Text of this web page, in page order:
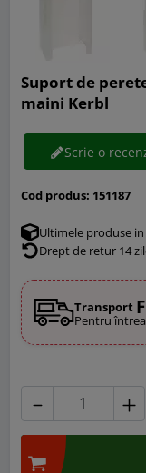
Suport de
maini Kerbl
Scrie o
Cod produs: 151187
Ultimele produse
Drept de retur 14
Transport
Pentru